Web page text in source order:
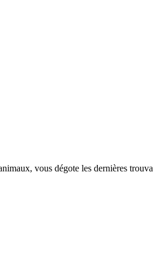
vous dégote les dernières